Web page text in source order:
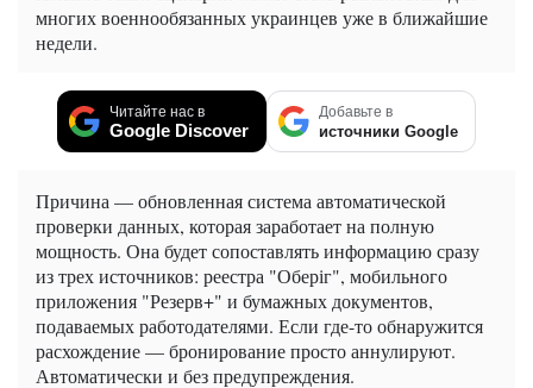
многих военнообязанных украинцев уже в ближайшие
недели.
Читайте нас в
Google Discover
Добавьте в
источники Google
Причина — обновленная система автоматической
проверки данных, которая заработает на полную
мощность. Она будет сопоставлять информацию сразу
из трех источников: реестра "Оберіг", мобильного
приложения "Резерв+" и бумажных документов,
подаваемых работодателями. Если где-то обнаружится
расхождение — бронирование просто аннулируют.
Автоматически и без предупреждения.